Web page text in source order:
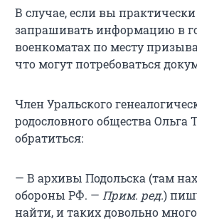
В случае, если вы
запрашивать информацию в
военкоматах по месту
что могут потребоваться
Член Уральского
родословного общества Ольга
обратиться:
— В архивы Подольска (там
обороны РФ. — Прим. ред.)
найти, и таких довольно